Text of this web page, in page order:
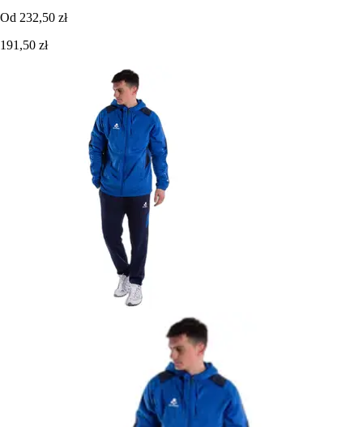
Od 232,50 zł
191,50 zł